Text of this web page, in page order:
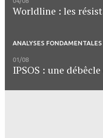
Worldline : les
ANALYSES FONDAMENTALES
01/08
IPSOS : une